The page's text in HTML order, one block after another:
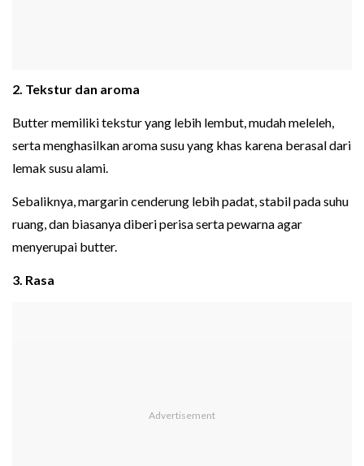
2. Tekstur dan aroma
Butter memiliki tekstur yang lebih lembut, mudah meleleh,
serta menghasilkan aroma susu yang khas karena berasal dari
lemak susu alami.
Sebaliknya, margarin cenderung lebih padat, stabil pada suhu
ruang, dan biasanya diberi perisa serta pewarna agar
menyerupai butter.
3. Rasa